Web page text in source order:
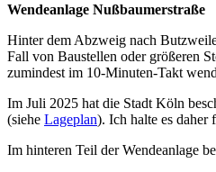
Wendeanlage Nußbaumerstraße
Hinter dem Abzweig nach
Fall von Baustellen oder größeren
zumindest im 10-Minuten-Takt
Im Juli 2025 hat die Stadt Köln
(siehe Lageplan). Ich halte es daher
Im hinteren Teil der Wendeanlage